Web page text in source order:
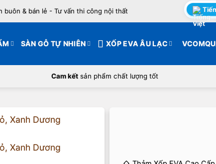
buôn & bán lẻ - Tư vấn thi công nội thất
SÀN GỖ TỰ NHIÊN XỐP EVA ÂU LẠC
Cam kếtsản phẩm chất lượng tốt